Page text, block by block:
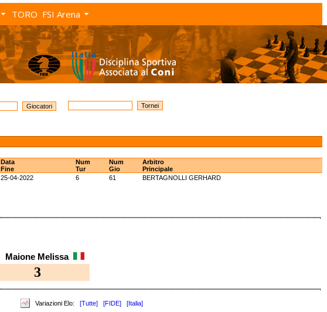
TORO FSI Arena
Data
Fine
Num
Tur
Num
Gio
Arbitro
Principale
25-04-2022 6 61
BERTAGNOLLI GERHARD
Maione Melissa
3
Variazioni Elo: [Tutte] [FIDE]
[Italia]